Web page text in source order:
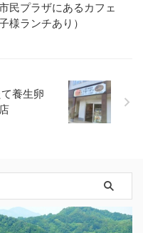
民プラザにあるカフェ
様ランチあり）
養生卵